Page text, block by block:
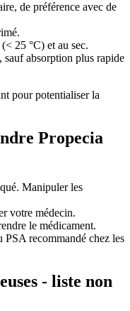
de préférence avec de
25 °C) et au sec.
sauf absorption plus rapide
pour potentialiser la
Propecia
Manipuler les
votre médecin.
le médicament.
PSA recommandé chez les
- liste non